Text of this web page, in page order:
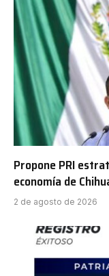
Propone PRI
economía de
2 de agosto de 2026